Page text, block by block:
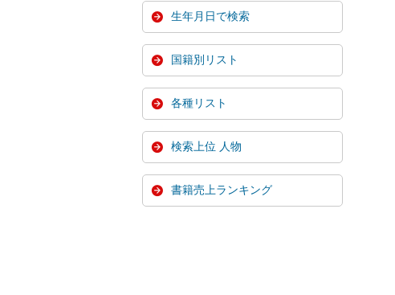
生年月日で検索
国籍別リスト
各種リスト
検索上位 人物
書籍売上ランキング